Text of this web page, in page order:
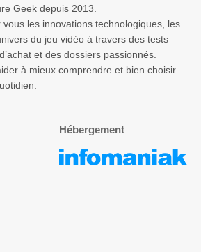
Geek depuis 2013.
les innovations technologiques, les
du jeu vidéo à travers des tests
et des dossiers passionnés.
à mieux comprendre et bien choisir
Hébergement